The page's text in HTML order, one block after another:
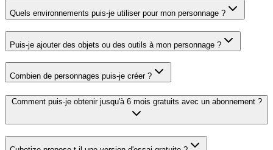
Quels environnements puis-je utiliser pour mon personnage ?
Puis-je ajouter des objets ou des outils à mon personnage ?
Combien de personnages puis-je créer ?
Comment puis-je obtenir jusqu'à 6 mois gratuits avec un abonnement ?